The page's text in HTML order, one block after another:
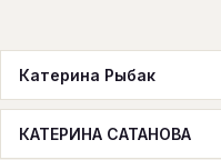
Катерина Рыбак
КАТЕРИНА САТАНОВА